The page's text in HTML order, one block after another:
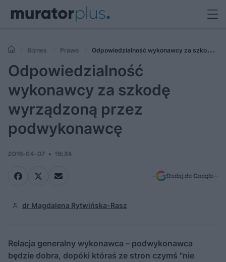
Biznes Prawo
Odpowiedzialność wykonawcy za szkodę
wyrządzoną przez podwykonawcę
Odpowiedzialność
wykonawcy za szkodę
wyrządzoną przez
podwykonawcę
2016-04-07 16:34
Dodaj do Google
dr Magdalena Rytwińska-Rasz
Relacja generalny wykonawca – podwykonawca
będzie dobra, dopóki któraś ze stron czymś "nie